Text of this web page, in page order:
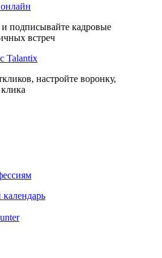
подписывайте кадровые
встреч
Talantix
настройте воронку,